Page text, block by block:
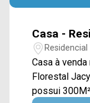
Casa -
Americana/
Casa à
Florestal Jacyra I
possui